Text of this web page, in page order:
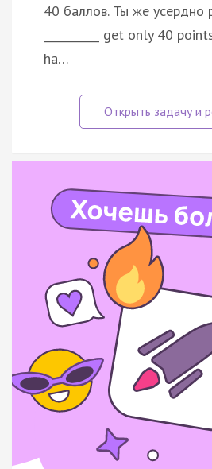
40 баллов. Ты же усердно
__________ get only 40
ha…